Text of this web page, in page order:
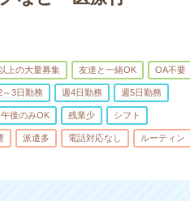
上の大量募集 友達と一緒OK OA不要
～3日勤務 週4日勤務 週5日勤務
午後のみOK 残業少 シフト
派遣多 電話対応なし ルーティン